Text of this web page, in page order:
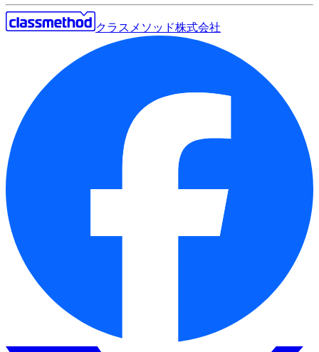
クラスメソッド株式会社